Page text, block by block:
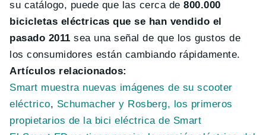
su catálogo, puede que las cerca de800.000
bicicletas eléctricas que se han vendido el
pasado 2011 sea una señal de que los gustos de
los consumidores están cambiando rápidamente.
Artículos relacionados:
Smart muestra nuevas imágenes de su scooter
eléctrico, Schumacher y Rosberg, los primeros
propietarios de la bici eléctrica de Smart